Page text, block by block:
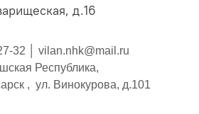
д.16
32 │ vilan.nhk@mail.ru
Республика,
, ул. Винокурова, д.101